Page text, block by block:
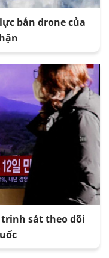
bắn drone của
sát theo dõi